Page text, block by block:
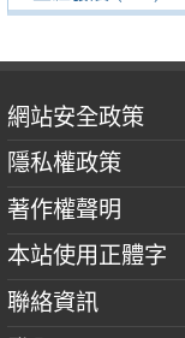
網站安全政策
隱私權政策
著作權聲明
本站使用正體字
聯絡資訊